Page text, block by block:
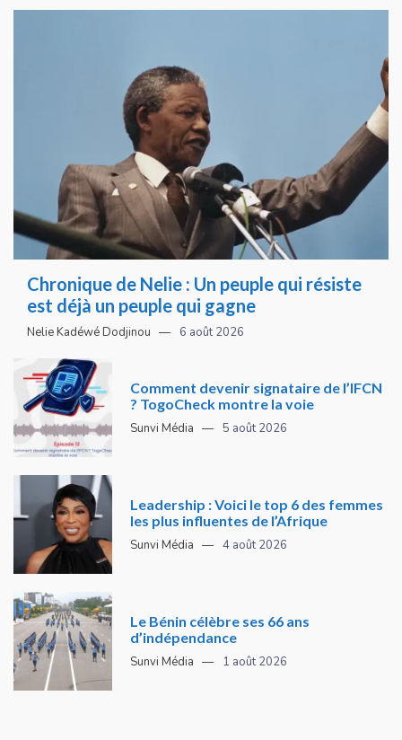
Chronique de Nelie : Un peuple qui résiste
est déjà un peuple qui gagne
Nelie Kadéwé Dodjinou 6 août 2026
Comment devenir signataire de l’IFCN
? TogoCheck montre la voie
Sunvi Média 5 août 2026
Leadership : Voici le top 6 des femmes
les plus influentes de l’Afrique
Sunvi Média 4 août 2026
Le Bénin célèbre ses 66 ans
d’indépendance
Sunvi Média 1 août 2026